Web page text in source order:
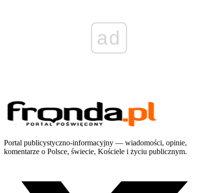
ad
Portal publicystyczno-informacyjny — wiadomości, opinie,
komentarze o Polsce, świecie, Kościele i życiu publicznym.